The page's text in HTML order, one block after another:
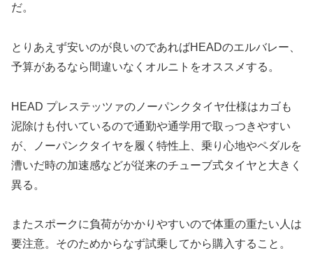
だ。
とりあえず安いのが良いのであればHEADのエルバレー、
予算があるなら間違いなくオルニトをオススメする。
HEAD プレステッツァのノーパンクタイヤ仕様はカゴも
泥除けも付いているので通勤や通学用で取っつきやすい
が、ノーパンクタイヤを履く特性上、乗り心地やペダルを
漕いだ時の加速感などが従来のチューブ式タイヤと大きく
異る。
またスポークに負荷がかかりやすいので体重の重たい人は
要注意。そのためからなず試乗してから購入すること。